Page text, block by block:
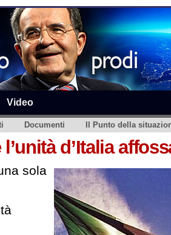
Video
Documenti Il Punto della
d’Italia
sola